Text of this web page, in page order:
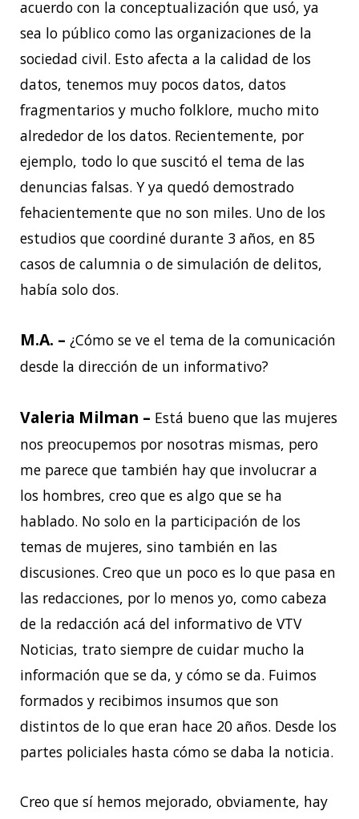
acuerdo con la conceptualización que usó, ya
sea lo público como las organizaciones de la
sociedad civil. Esto afecta a la calidad de los
datos, tenemos muy pocos datos, datos
fragmentarios y mucho folklore, mucho mito
alrededor de los datos. Recientemente, por
ejemplo, todo lo que suscitó el tema de las
denuncias falsas. Y ya quedó demostrado
fehacientemente que no son miles. Uno de los
estudios que coordiné durante 3 años, en 85
casos de calumnia o de simulación de delitos,
había solo dos.
M.A. – ¿Cómo se ve el tema de la comunicación
desde la dirección de un informativo?
Valeria Milman – Está bueno que las mujeres
nos preocupemos por nosotras mismas, pero
me parece que también hay que involucrar a
los hombres, creo que es algo que se ha
hablado. No solo en la participación de los
temas de mujeres, sino también en las
discusiones. Creo que un poco es lo que pasa en
las redacciones, por lo menos yo, como cabeza
de la redacción acá del informativo de VTV
Noticias, trato siempre de cuidar mucho la
información que se da, y cómo se da. Fuimos
formados y recibimos insumos que son
distintos de lo que eran hace 20 años. Desde los
partes policiales hasta cómo se daba la noticia.
Creo que sí hemos mejorado, obviamente, hay